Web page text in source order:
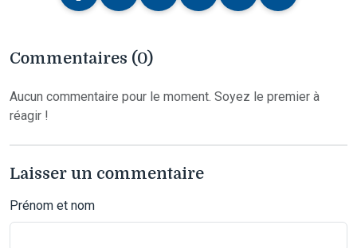
Commentaires (0)
Aucun commentaire pour le moment. Soyez le premier à
réagir !
Laisser un commentaire
Prénom et nom